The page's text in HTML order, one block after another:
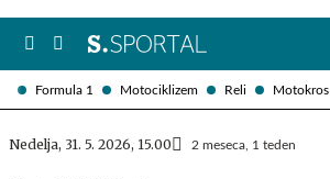
Formula 1 Motociklizem Reli Motokros
Nedelja, 31. 5. 2026, 15.00 2 meseca, 1 teden